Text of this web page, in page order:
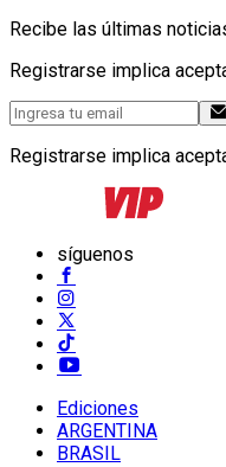
Recibe las últimas
Registrarse implica
Registrarse implica
síguenos
Ediciones
ARGENTINA
BRASIL